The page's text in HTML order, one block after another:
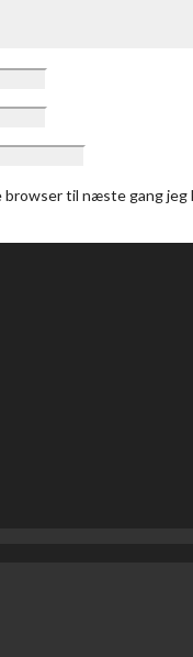
browser til næste gang jeg